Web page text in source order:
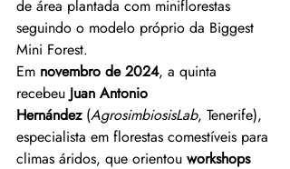
de área plantada com miniflorestas
seguindo o modelo próprio da Biggest
Mini Forest.
Em novembro de 2024, a quinta
recebeu Juan Antonio
Hernández (AgrosimbiosisLab, Tenerife),
especialista em florestas comestíveis para
climas áridos, que orientou workshops